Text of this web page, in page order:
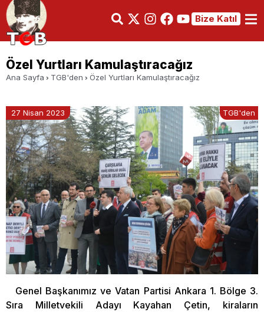
Bize Katıl
Özel Yurtları Kamulaştıracağız
Ana Sayfa TGB'den Özel Yurtları Kamulaştıracağız
27 Nisan 2023 TGB'den
Genel Başkanımız ve Vatan Partisi Ankara 1. Bölge 3.
Sıra Milletvekili Adayı Kayahan Çetin, kiraların